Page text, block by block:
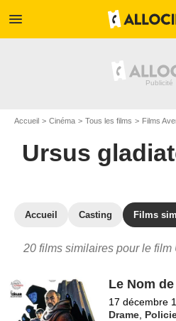
menu
Accueil Cinéma Tous les films Films
Ursus
Accueil Casting Films
20 films similaires pour le
Le Nom
17 décembre
Drame